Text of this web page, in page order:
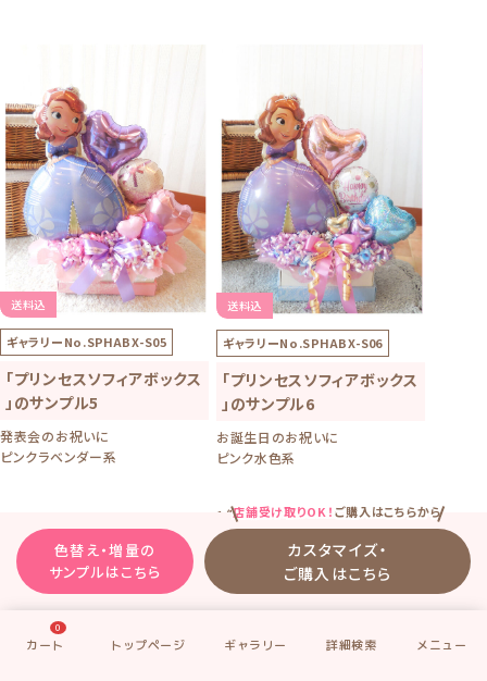
色替え・増量の
サンプルはこちら
店舗受け取りOK！ご購入はこちらから
カスタマイズ・
ご購入はこちら
送料込
ギャラリーNo.SPHABX-S05
「プリンセスソフィアボックス
」のサンプル5
発表会のお祝いに
ピンクラベンダー系
¥5,240
送料込
ギャラリーNo.SPHABX-S06
「プリンセスソフィアボックス
」のサンプル6
お誕生日のお祝いに
ピンク水色系
1個5240円 (税別）をベースに下記
増量をしています。
・ 有料追加オプション
+100円 プチハートを特色使用
0